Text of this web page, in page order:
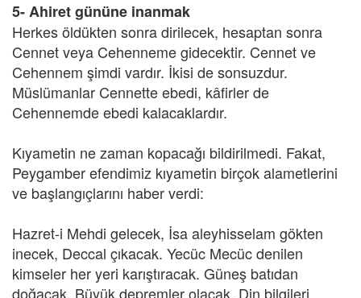
5- Ahiret gününe inanmak
Herkes öldükten sonra dirilecek, hesaptan sonra
Cennet veya Cehenneme gidecektir. Cennet ve
Cehennem şimdi vardır. İkisi de sonsuzdur.
Müslümanlar Cennette ebedi, kâfirler de
Cehennemde ebedi kalacaklardır.
Kıyametin ne zaman kopacağı bildirilmedi. Fakat,
Peygamber efendimiz kıyametin birçok alametlerini
ve başlangıçlarını haber verdi:
Hazret-i Mehdi gelecek, İsa aleyhisselam gökten
inecek, Deccal çıkacak. Yecüc Mecüc denilen
kimseler her yeri karıştıracak. Güneş batıdan
doğacak. Büyük depremler olacak. Din bilgileri